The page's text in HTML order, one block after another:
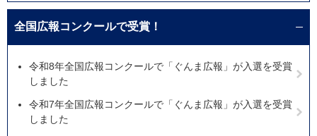
全国広報コンクールで受賞！
令和8年全国広報コンクールで「ぐんま広報」が入選を受賞
しました
令和7年全国広報コンクールで「ぐんま広報」が入選を受賞
しました